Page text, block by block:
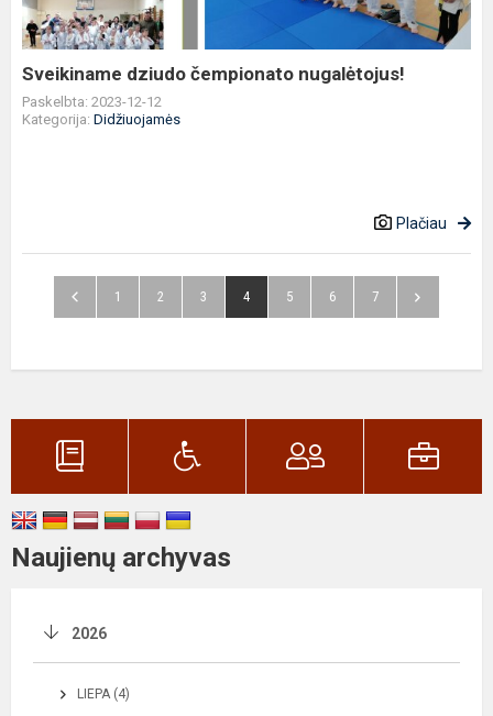
Sveikiname dziudo čempionato nugalėtojus!
Paskelbta: 2023-12-12
Kategorija: Didžiuojamės
Plačiau
1 2 3 4 5 6 7
Naujienų archyvas
2026
LIEPA (4)